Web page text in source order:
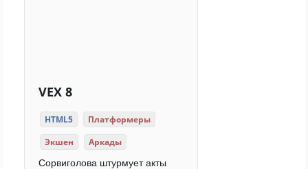
VEX 8
HTML5
Платформеры
Экшен
Аркады
Сорвиголова штурмует акты